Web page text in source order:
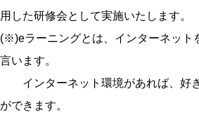
用した研修会として実施いたします。
(※)eラーニングとは、インターネット
言います。
インターネット環境があれば、好
ができます。